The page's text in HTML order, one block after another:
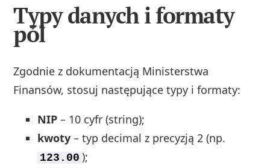
Typy danych i formaty
pól
Zgodnie z dokumentacją Ministerstwa
Finansów, stosuj następujące typy i formaty:
NIP – 10 cyfr (string);
kwoty – typ decimal z precyzją 2 (np.
123.00 );